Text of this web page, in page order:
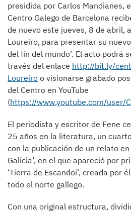
presidida por Carlos Mandianes,
Centro Galego de Barcelona
de nuevo este jueves, 8 de abril,
Loureiro, para presentar su
del fin del mundo’. El acto podrá
través del enlace http://bit.ly/
Loureiro o visionarse grabado
del Centro en YouTube
(https://www.youtube.com/user/
El periodista y escritor de Fene
25 años en la literatura, un
con la publicación de un relato en
Galicia’, en el que apareció por
‘Tierra de Escandoi’, creada por
todo el norte gallego.
Con una original estructura,